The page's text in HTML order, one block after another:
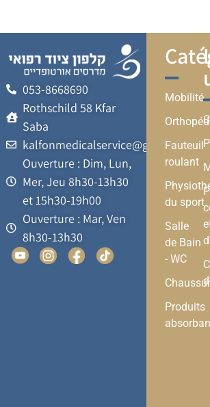
053-8668690
Rothschild 58 Kfar
Saba
kalfonmedicalservice@gmail.com
Ouverture : Dim, Lun,
Mer, Jeu 8h30-13h30
et 15h30-19h00
Ouverture : Mar, Ven
8h30-13h30
Mobilité
Fauteuil
roulant
du sport
Salle
de Bain
- WC
Produits